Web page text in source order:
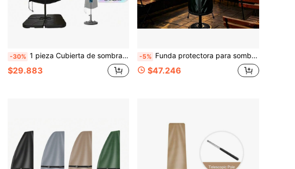
-30% 1 pieza Cubierta de sombra para patio de tela Oxford, impermeable, resistente a los rayos UV, cubierta duradera para muebles de exterior
$29.883
-5% Funda protectora para sombrilla de patio para todo clima, tela Oxford resistente al desgaste e impermeable, funda de almacenamiento a prueba de polvo para sombrilla romana de asientos al aire libre de cafetería, funda protectora para sombrilla de sol de restaurante comercial al aire libre, a prueba de lluvia y sol, funda protectora de almacenamiento para sombrilla de patio y terraza
$47.246